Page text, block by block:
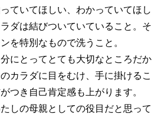
ていてほしい、わかっていてほし
ダは結びついていていること。そ
を特別なもので洗うこと。
にとってとても大切なところだか
カラダに目をむけ、手に掛けるこ
つき自己肯定感も上がります。
しの母親としての役目だと思って